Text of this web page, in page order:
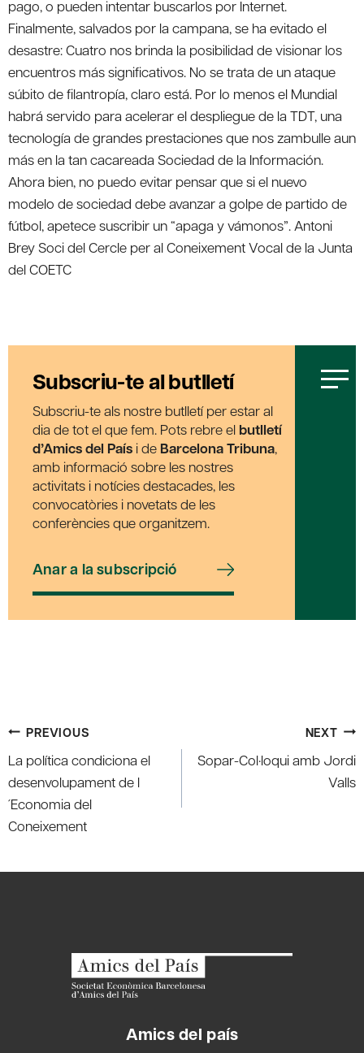
pago, o pueden intentar buscarlos por Internet.
Finalmente, salvados por la campana, se ha evitado el
desastre: Cuatro nos brinda la posibilidad de visionar los
encuentros más significativos. No se trata de un ataque
súbito de filantropía, claro está. Por lo menos el Mundial
habrá servido para acelerar el despliegue de la TDT, una
tecnología de grandes prestaciones que nos zambulle aun
más en la tan cacareada Sociedad de la Información.
Ahora bien, no puedo evitar pensar que si el nuevo
modelo de sociedad debe avanzar a golpe de partido de
fútbol, apetece suscribir un “apaga y vámonos”. Antoni
Brey Soci del Cercle per al Coneixement Vocal de la Junta
del COETC
Subscriu-te al butlletí
Subscriu-te als nostre butlletí per estar al
dia de tot el que fem. Pots rebre el butlletí
d’Amics del País i de Barcelona Tribuna,
amb informació sobre les nostres
activitats i notícies destacades, les
convocatòries i novetats de les
conferències que organitzem.
Anar a la subscripció
Post
navigation
PREVIOUS
La política condiciona el
desenvolupament de l
´Economia del
Coneixement
NEXT
Sopar-Col·loqui amb Jordi
Valls
Amics del país